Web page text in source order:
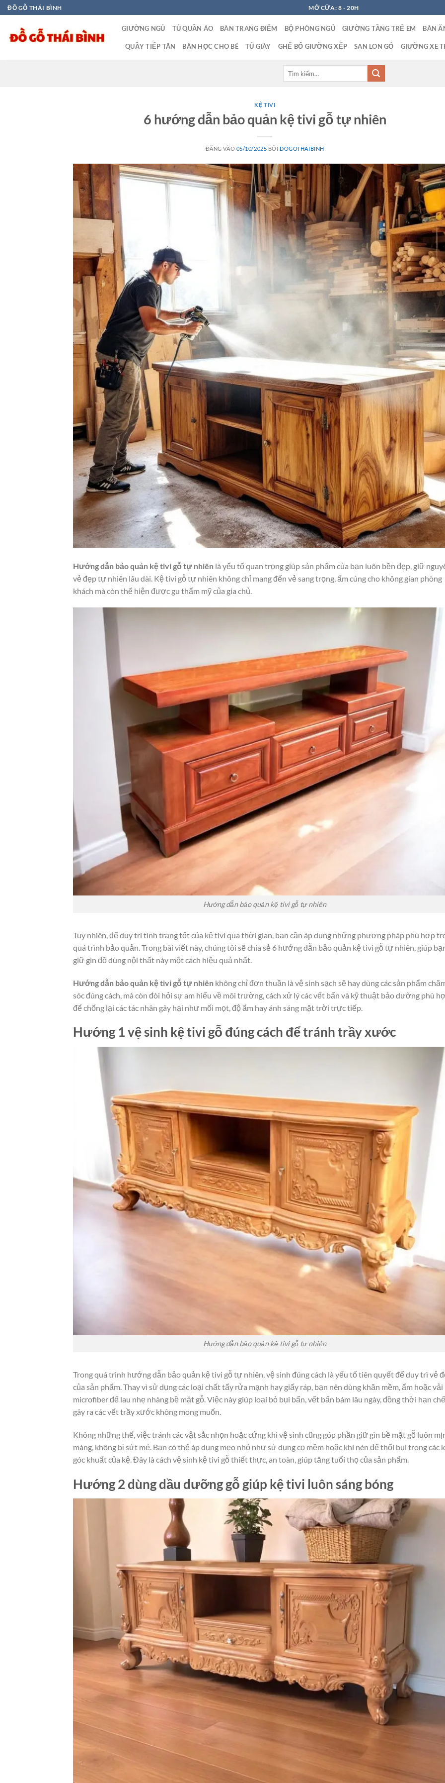
Bỏ
qua
dung
ĐỒ GỖ THÁI BÌNH MỞ CỬA: 8 - 20H
GIƯỜNG NGỦ TỦ QUẦN ÁO BÀN TRANG ĐIỂM BỘ PHÒNG NGỦ GIƯỜNG TẦNG TRẺ EM BÀN
QUẦY TIẾP TÂN BÀN HỌC CHO BÉ TỦ GIÀY GHẾ BỐ GIƯỜNG XẾP SAN LON GỖ GIƯỜNG XE
KỆ TIVI
6 hướng dẫn bảo quản kệ tivi gỗ tự nhiên
ĐĂNG VÀO 05/10/2025 BỞI DOGOTHAIBINH
Hướng dẫn bảo quản kệ tivi gỗ tự nhiên là yếu tố quan trọng giúp sản phẩm của bạn luôn bền đẹp, giữ
vẻ đẹp tự nhiên lâu dài. Kệ tivi gỗ tự nhiên không chỉ mang đến vẻ sang trọng, ấm cúng cho không gian phòng
khách mà còn thể hiện được gu thẩm mỹ của gia chủ.
Hướng dẫn bảo quản kệ tivi gỗ tự nhiên
Tuy nhiên, để duy trì tình trạng tốt của kệ tivi qua thời gian, bạn cần áp dụng những phương pháp phù hợp
quá trình bảo quản. Trong bài viết này, chúng tôi sẽ chia sẻ 6 hướng dẫn bảo quản kệ tivi gỗ tự nhiên, giúp
giữ gìn đồ dùng nội thất này một cách hiệu quả nhất.
Hướng dẫn bảo quản kệ tivi gỗ tự nhiên không chỉ đơn thuần là vệ sinh sạch sẽ hay dùng các sản phẩm
sóc đúng cách, mà còn đòi hỏi sự am hiểu về môi trường, cách xử lý các vết bẩn và kỹ thuật bảo dưỡng phù
để chống lại các tác nhân gây hại như mối mọt, độ ẩm hay ánh sáng mặt trời trực tiếp.
Hướng 1 vệ sinh kệ tivi gỗ đúng cách để tránh trầy xước
Hướng dẫn bảo quản kệ tivi gỗ tự nhiên
Trong quá trình hướng dẫn bảo quản kệ tivi gỗ tự nhiên, vệ sinh đúng cách là yếu tố tiên quyết để duy trì vẻ
của sản phẩm. Thay vì sử dụng các loại chất tẩy rửa mạnh hay giấy ráp, bạn nên dùng khăn mềm, ẩm hoặc vải
microfiber để lau nhẹ nhàng bề mặt gỗ. Việc này giúp loại bỏ bụi bẩn, vết bẩn bám lâu ngày, đồng thời hạn chế
gây ra các vết trầy xước không mong muốn.
Không những thế, việc tránh các vật sắc nhọn hoặc cứng khi vệ sinh cũng góp phần giữ gìn bề mặt gỗ luôn
màng, không bị sứt mẻ. Bạn có thể áp dụng mẹo nhỏ như sử dụng cọ mềm hoặc khí nén để thổi bụi trong các
góc khuất của kệ. Đây là cách vệ sinh kệ tivi gỗ thiết thực, an toàn, giúp tăng tuổi thọ của sản phẩm.
Hướng 2 dùng dầu dưỡng gỗ giúp kệ tivi luôn sáng bóng